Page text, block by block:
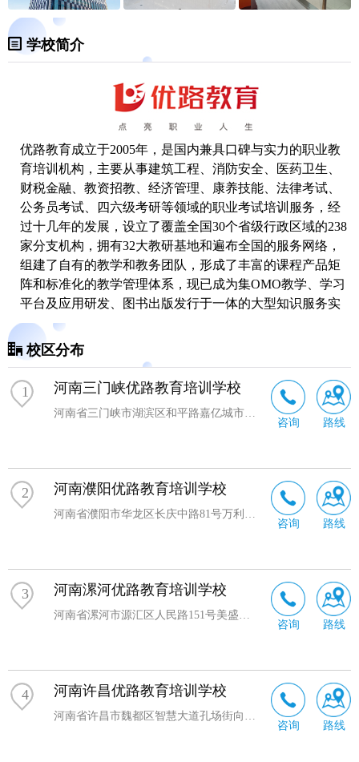
学校简介
优路教育成立于2005年，是国内兼具口碑与实力的职业教
育培训机构，主要从事建筑工程、消防安全、医药卫生、
财税金融、教资招教、经济管理、康养技能、法律考试、
公务员考试、四六级考研等领域的职业考试培训服务，经
过十几年的发展，设立了覆盖全国30个省级行政区域的238
家分支机构，拥有32大教研基地和遍布全国的服务网络，
组建了自有的教学和教务团队，形成了丰富的课程产品矩
阵和标准化的教学管理体系，现已成为集OMO教学、学习
平台及应用研发、图书出版发行于一体的大型知识服务实
体和综合性教育服务机构。
校区分布
1 河南三门峡优路教育培训学校
河南省三门峡市湖滨区和平路嘉亿城市广场4号楼1019室
咨询 路线
2 河南濮阳优路教育培训学校
河南省濮阳市华龙区长庆中路81号万利财富广场708室
咨询 路线
3 河南漯河优路教育培训学校
河南省漯河市源汇区人民路151号美盛大厦A座8层823室
咨询 路线
4 河南许昌优路教育培训学校
河南省许昌市魏都区智慧大道孔场街向东20米新田360广场3号楼701室
咨询 路线